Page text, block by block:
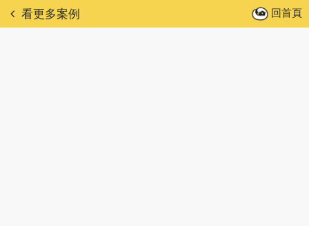
看更多案例 回首頁